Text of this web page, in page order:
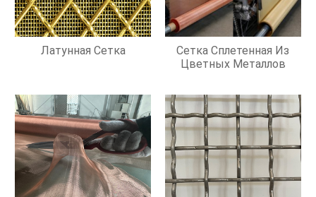
Латунная Сетка
Сетка Сплетенная Из
Цветных Металлов